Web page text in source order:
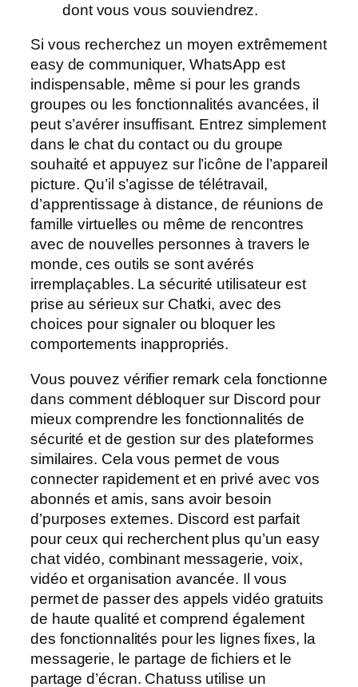
dont vous vous souviendrez.
Si vous recherchez un moyen extrêmement
easy de communiquer, WhatsApp est
indispensable, même si pour les grands
groupes ou les fonctionnalités avancées, il
peut s’avérer insuffisant. Entrez simplement
dans le chat du contact ou du groupe
souhaité et appuyez sur l’icône de l’appareil
picture. Qu’il s’agisse de télétravail,
d’apprentissage à distance, de réunions de
famille virtuelles ou même de rencontres
avec de nouvelles personnes à travers le
monde, ces outils se sont avérés
irremplaçables. La sécurité utilisateur est
prise au sérieux sur Chatki, avec des
choices pour signaler ou bloquer les
comportements inappropriés.
Vous pouvez vérifier remark cela fonctionne
dans comment débloquer sur Discord pour
mieux comprendre les fonctionnalités de
sécurité et de gestion sur des plateformes
similaires. Cela vous permet de vous
connecter rapidement et en privé avec vos
abonnés et amis, sans avoir besoin
d’purposes externes. Discord est parfait
pour ceux qui recherchent plus qu’un easy
chat vidéo, combinant messagerie, voix,
vidéo et organisation avancée. Il vous
permet de passer des appels vidéo gratuits
de haute qualité et comprend également
des fonctionnalités pour les lignes fixes, la
messagerie, le partage de fichiers et le
partage d’écran. Chatuss utilise un